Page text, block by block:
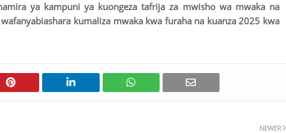
ya kampuni ya kuongeza tafrija za mwisho wa mwaka na
kumaliza mwaka kwa furaha na kuanza 2025 kwa
NEWER